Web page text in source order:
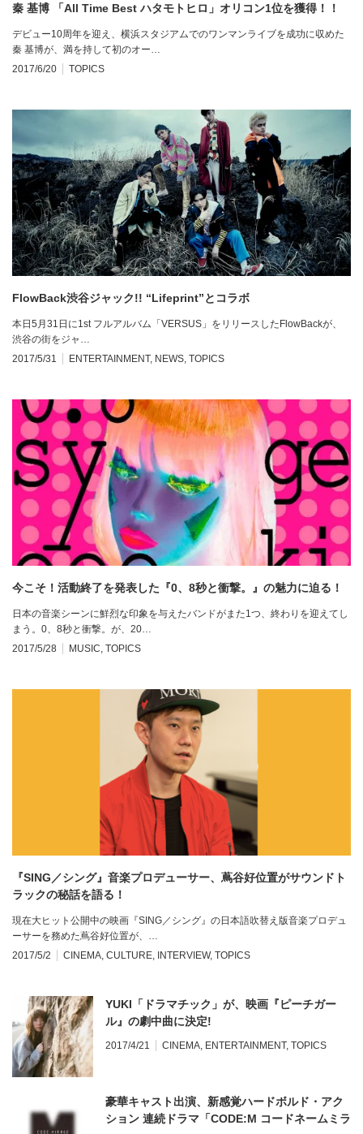
秦 基博 「All Time Best ハタモトヒロ」オリコン1位を獲得！！
デビュー10周年を迎え、横浜スタジアムでのワンマンライブを成功に収めた
秦 基博が、満を持して初のオー…
2017/6/20
TOPICS
FlowBack渋谷ジャック!! “Lifeprint”とコラボ
本日5月31日に1st フルアルバム「VERSUS」をリリースしたFlowBackが、
渋谷の街をジャ…
2017/5/31
ENTERTAINMENT, NEWS TOPICS
今こそ！活動終了を発表した『0、8秒と衝撃。』の魅力に迫る！
日本の音楽シーンに鮮烈な印象を与えたバンドがまた1つ、終わりを迎えてし
まう。0、8秒と衝撃。が、20…
2017/5/28
MUSIC, TOPICS
『SING／シング』音楽プロデューサー、蔦谷好位置がサウンドト
ラックの秘話を語る！
現在大ヒット公開中の映画『SING／シング』の日本語吹替え版音楽プロデュ
ーサーを務めた蔦谷好位置が、…
2017/5/2
CINEMA, CULTURE, INTERVIEW, TOPICS
YUKI「ドラマチック」が、映画『ピーチガー
ル』の劇中曲に決定!
2017/4/21 CINEMA, ENTERTAINMENT, TOPICS
豪華キャスト出演、新感覚ハードボルド・アク
ション 連続ドラマ「CODE:M コードネームミラ